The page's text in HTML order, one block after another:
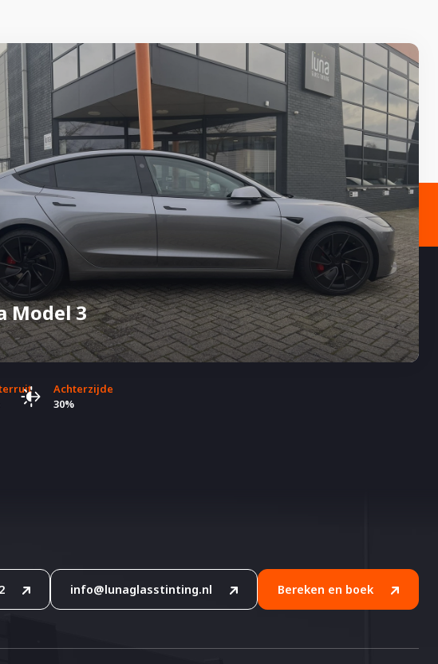
Model 3
Achterzijde
30%
info@lunaglasstinting.nl Bereken en boek